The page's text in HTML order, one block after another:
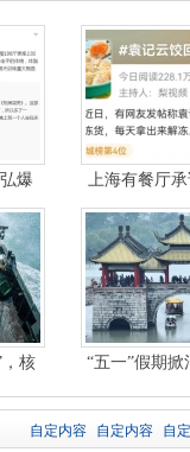
爆
之
上海有餐厅
菜
核
“五一”假期
数据创
自定内容 自定内容 自